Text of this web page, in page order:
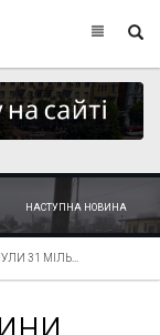
НАСТУПНА НОВИНА
31 МІЛЬ...